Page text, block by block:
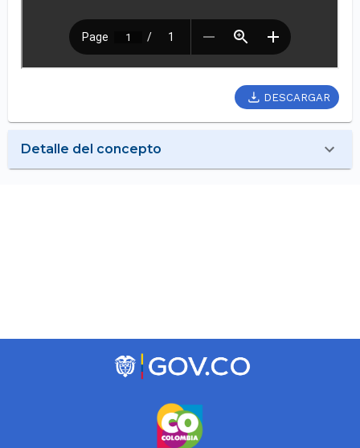
DESCARGAR
Detalle del concepto